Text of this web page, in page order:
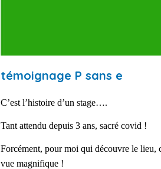
témoignage P sans e
C’est l’histoire d’un stage….
Tant attendu depuis 3 ans, sacré covid !
Forcément, pour moi qui découvre le lieu,
vue magnifique !